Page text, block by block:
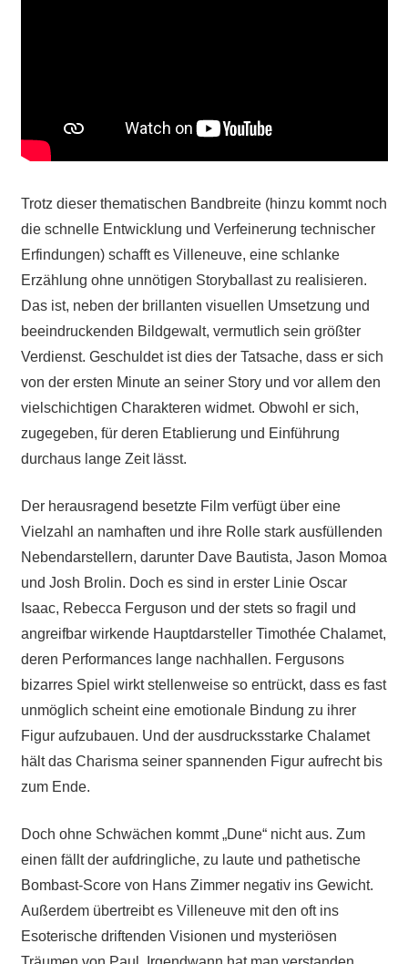
Trotz dieser thematischen Bandbreite (hinzu kommt noch
die schnelle Entwicklung und Verfeinerung technischer
Erfindungen) schafft es Villeneuve, eine schlanke
Erzählung ohne unnötigen Storyballast zu realisieren.
Das ist, neben der brillanten visuellen Umsetzung und
beeindruckenden Bildgewalt, vermutlich sein größter
Verdienst. Geschuldet ist dies der Tatsache, dass er sich
von der ersten Minute an seiner Story und vor allem den
vielschichtigen Charakteren widmet. Obwohl er sich,
zugegeben, für deren Etablierung und Einführung
durchaus lange Zeit lässt.
Der herausragend besetzte Film verfügt über eine
Vielzahl an namhaften und ihre Rolle stark ausfüllenden
Nebendarstellern, darunter Dave Bautista, Jason Momoa
und Josh Brolin. Doch es sind in erster Linie Oscar
Isaac, Rebecca Ferguson und der stets so fragil und
angreifbar wirkende Hauptdarsteller Timothée Chalamet,
deren Performances lange nachhallen. Fergusons
bizarres Spiel wirkt stellenweise so entrückt, dass es fast
unmöglich scheint eine emotionale Bindung zu ihrer
Figur aufzubauen. Und der ausdrucksstarke Chalamet
hält das Charisma seiner spannenden Figur aufrecht bis
zum Ende.
Doch ohne Schwächen kommt „Dune“ nicht aus. Zum
einen fällt der aufdringliche, zu laute und pathetische
Bombast-Score von Hans Zimmer negativ ins Gewicht.
Außerdem übertreibt es Villeneuve mit den oft ins
Esoterische driftenden Visionen und mysteriösen